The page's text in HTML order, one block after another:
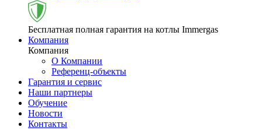
Бесплатная полная гарантия на котлы Immergas
Компания
Компания
О Компании
Референц-объекты
Гарантия и сервис
Наши партнеры
Обучение
Новости
Контакты